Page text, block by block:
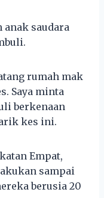
saudara
rumah mak
Saya minta
berkenaan
kes ini.
Empat,
sampai
berusia 20